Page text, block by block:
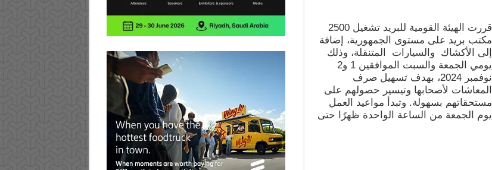
قررت الهيئة القومية للبريد تشغيل 2500
مكتب بريد على مستوى الجمهورية، إضافة
إلى الأكشاك والسيارات المتنقلة، وذلك
يومي الجمعة والسبت الموافقين 1 و2
نوفمبر 2024، بهدف تسهيل صرف
المعاشات لأصحابها وتيسير حصولهم على
مستحقاتهم بسهولة. وتبدأ مواعيد العمل
يوم الجمعة من الساعة الواحدة ظهرًا حتى